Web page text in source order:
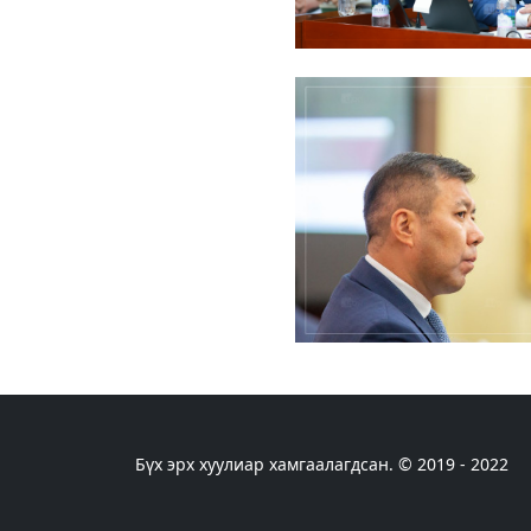
Бүх эрх хуулиар хамгаалагдсан. © 2019 - 2022